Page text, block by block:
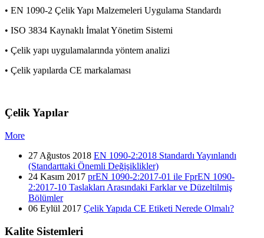
• EN 1090-2 Çelik Yapı Malzemeleri Uygulama Standardı
• ISO 3834 Kaynaklı İmalat Yönetim Sistemi
• Çelik yapı uygulamalarında yöntem analizi
• Çelik yapılarda CE markalaması
Çelik Yapılar
More
27 Ağustos 2018 EN 1090-2:2018 Standardı Yayınlandı
(Standarttaki Önemli Değişiklikler)
24 Kasım 2017 prEN 1090-2:2017-01 ile FprEN 1090-
2:2017-10 Taslakları Arasındaki Farklar ve Düzeltilmiş
Bölümler
06 Eylül 2017 Çelik Yapıda CE Etiketi Nerede Olmalı?
Kalite Sistemleri